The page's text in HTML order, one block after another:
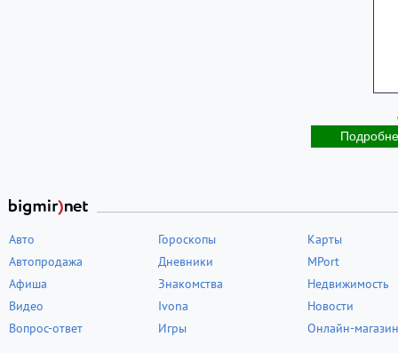
Авто
Автопродажа
Афиша
Видео
Вопрос-ответ
Гороскопы
Дневники
Знакомства
Ivona
Игры
Карты
MPort
Недвижимость
Новости
Онлайн-магазин